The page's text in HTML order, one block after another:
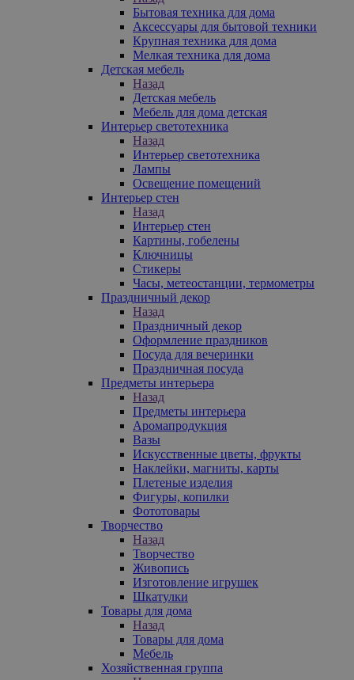
Бытовая техника для дома
Аксессуары для бытовой техники
Крупная техника для дома
Мелкая техника для дома
Детская мебель
Назад
Детская мебель
Мебель для дома детская
Интерьер светотехника
Назад
Интерьер светотехника
Лампы
Освещение помещений
Интерьер стен
Назад
Интерьер стен
Картины, гобелены
Ключницы
Стикеры
Часы, метеостанции, термометры
Праздничный декор
Назад
Праздничный декор
Оформление праздников
Посуда для вечеринки
Праздничная посуда
Предметы интерьера
Назад
Предметы интерьера
Аромапродукция
Вазы
Искусственные цветы, фрукты
Наклейки, магниты, карты
Плетеные изделия
Фигуры, копилки
Фототовары
Творчество
Назад
Творчество
Живопись
Изготовление игрушек
Шкатулки
Товары для дома
Назад
Товары для дома
Мебель
Хозяйственная группа